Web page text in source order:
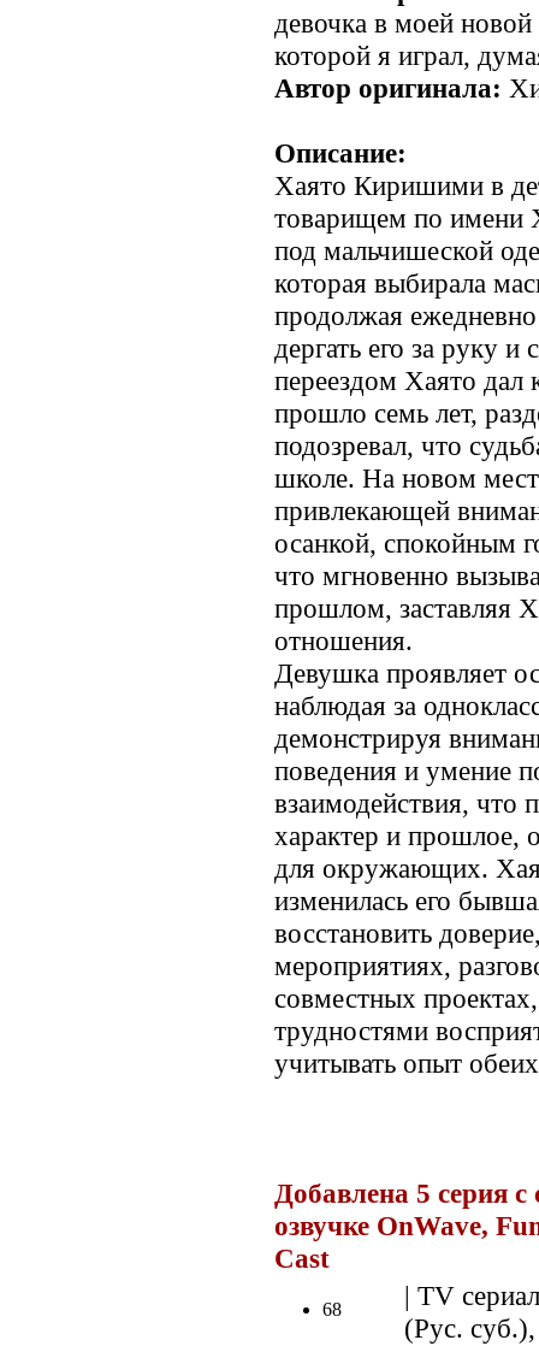
девочка в моей
которой я играл,
Автор оригинала:
Описание:
Хаято Киришими в
товарищем по имени
под мальчишеской
которая выбирала
продолжая ежедневно
дергать его за руку
переездом Хаято дал
прошло семь лет,
подозревал, что
школе. На новом
привлекающей
осанкой, спокойным
что мгновенно
прошлом, заставляя
отношения.
Девушка проявляет
наблюдая за
демонстрируя
поведения и умение
взаимодействия, что
характер и прошлое,
для окружающих.
изменилась его
восстановить
мероприятиях,
совместных
трудностями
учитывать опыт
Добавлена 5 серия
озвучке OnWave,
Cast
68
| TV
(Рус.